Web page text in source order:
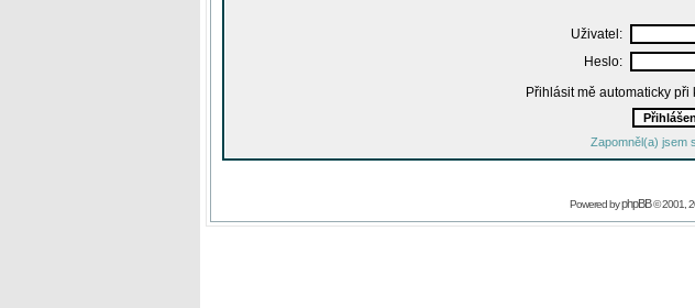
Uživatel:
Heslo:
Přihlásit mě automaticky při
Zapomněl(a) jsem
Powered byphpBB© 2001,